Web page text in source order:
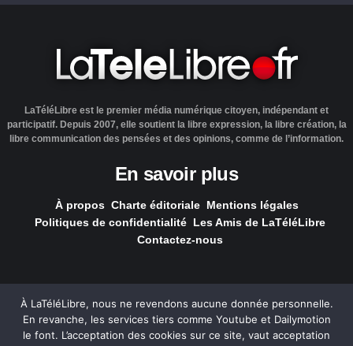
LaTéléLibre est le premier média numérique citoyen, indépendant et
participatif. Depuis 2007, elle soutient la libre expression, la libre création, la
libre communication des pensées et des opinions, comme de l’information.
En savoir plus
À propos Charte éditoriale Mentions légales
Politiques de confidentialité Les Amis de LaTéléLibre
Contactez-nous
LaTéléLibre.fr, ce site a été réalisé par l'agenceNOUS, Ouvert,
À LaTéléLibre, nous ne revendons aucune donnée personnelle.
En revanche, les services tiers comme Youtube et Dailymotion
le font. L’acceptation des cookies sur ce site, vaut acceptation